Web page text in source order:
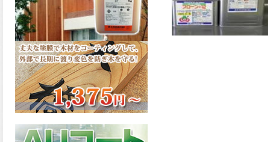
ップ、UAV-78700 クリヤーラ
ッカー・ハイフラットが新し
く販売開始致しました。ご購
入はこちらから。
2026.03.03
木の素材感はそのまま活か
し、汚れや日焼け・黄ばみを
防ぐことができる、白木肌2が
新しく販売開始致しました。
2026.03.03